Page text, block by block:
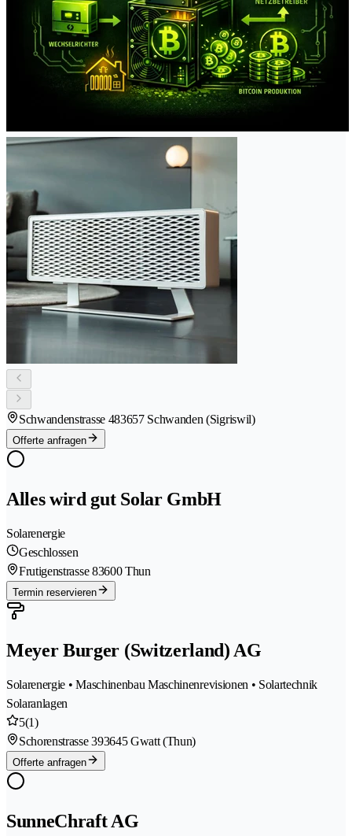
Schwandenstrasse 483657 Schwanden (Sigriswil)
Offerte anfragen
Alles wird gut Solar GmbH
Solarenergie
Geschlossen
Frutigenstrasse 83600 Thun
Termin reservieren
Meyer Burger (Switzerland) AG
Solarenergie • Maschinenbau Maschinenrevisionen • Solartechnik
Solaranlagen
5(1)
Schorenstrasse 393645 Gwatt (Thun)
Offerte anfragen
SunneChraft AG